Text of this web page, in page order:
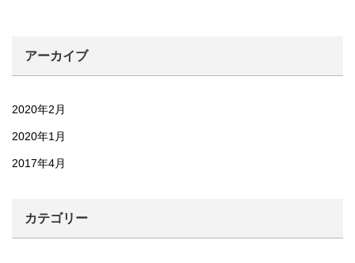
アーカイブ
2020年2月
2020年1月
2017年4月
カテゴリー